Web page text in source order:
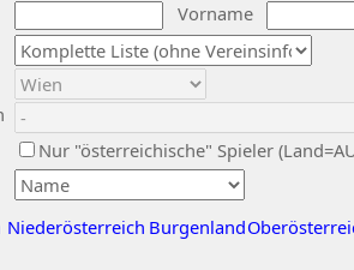
Vorname
Nur "österreichische" Spieler
Niederösterreich Burgenland